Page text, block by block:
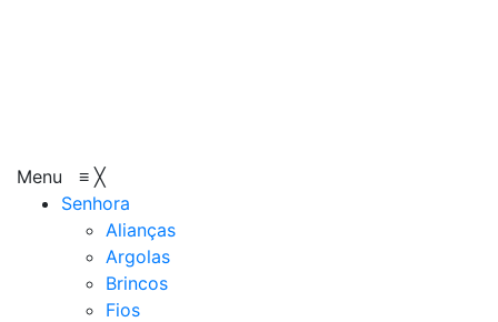
Menu ≡ ╳
Senhora
Alianças
Argolas
Brincos
Fios